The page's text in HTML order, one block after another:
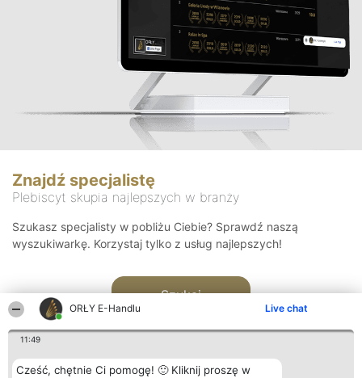
ORŁY E-Handlu Live chat
11:49
Cześć, chętnie Ci pomogę! 🙂 Kliknij proszę w
Znajdź specjalistę
Plebiscyt skupia najlepszych w branży
Szukasz specjalisty w pobliżu Ciebie? Sprawdź naszą
wyszukiwarkę. Korzystaj tylko z usług najlepszych!
Szukaj